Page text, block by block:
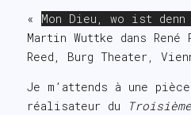
« Mon Dieu, wo ist denn
Martin Wuttke dans
Reed, Burg Theater,
Je m’attends à une
réalisateur du
Troisième